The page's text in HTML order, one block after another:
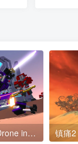
机器人角斗场 Clone Drone in the Danger Zone v1.6.0.34版 官方中文